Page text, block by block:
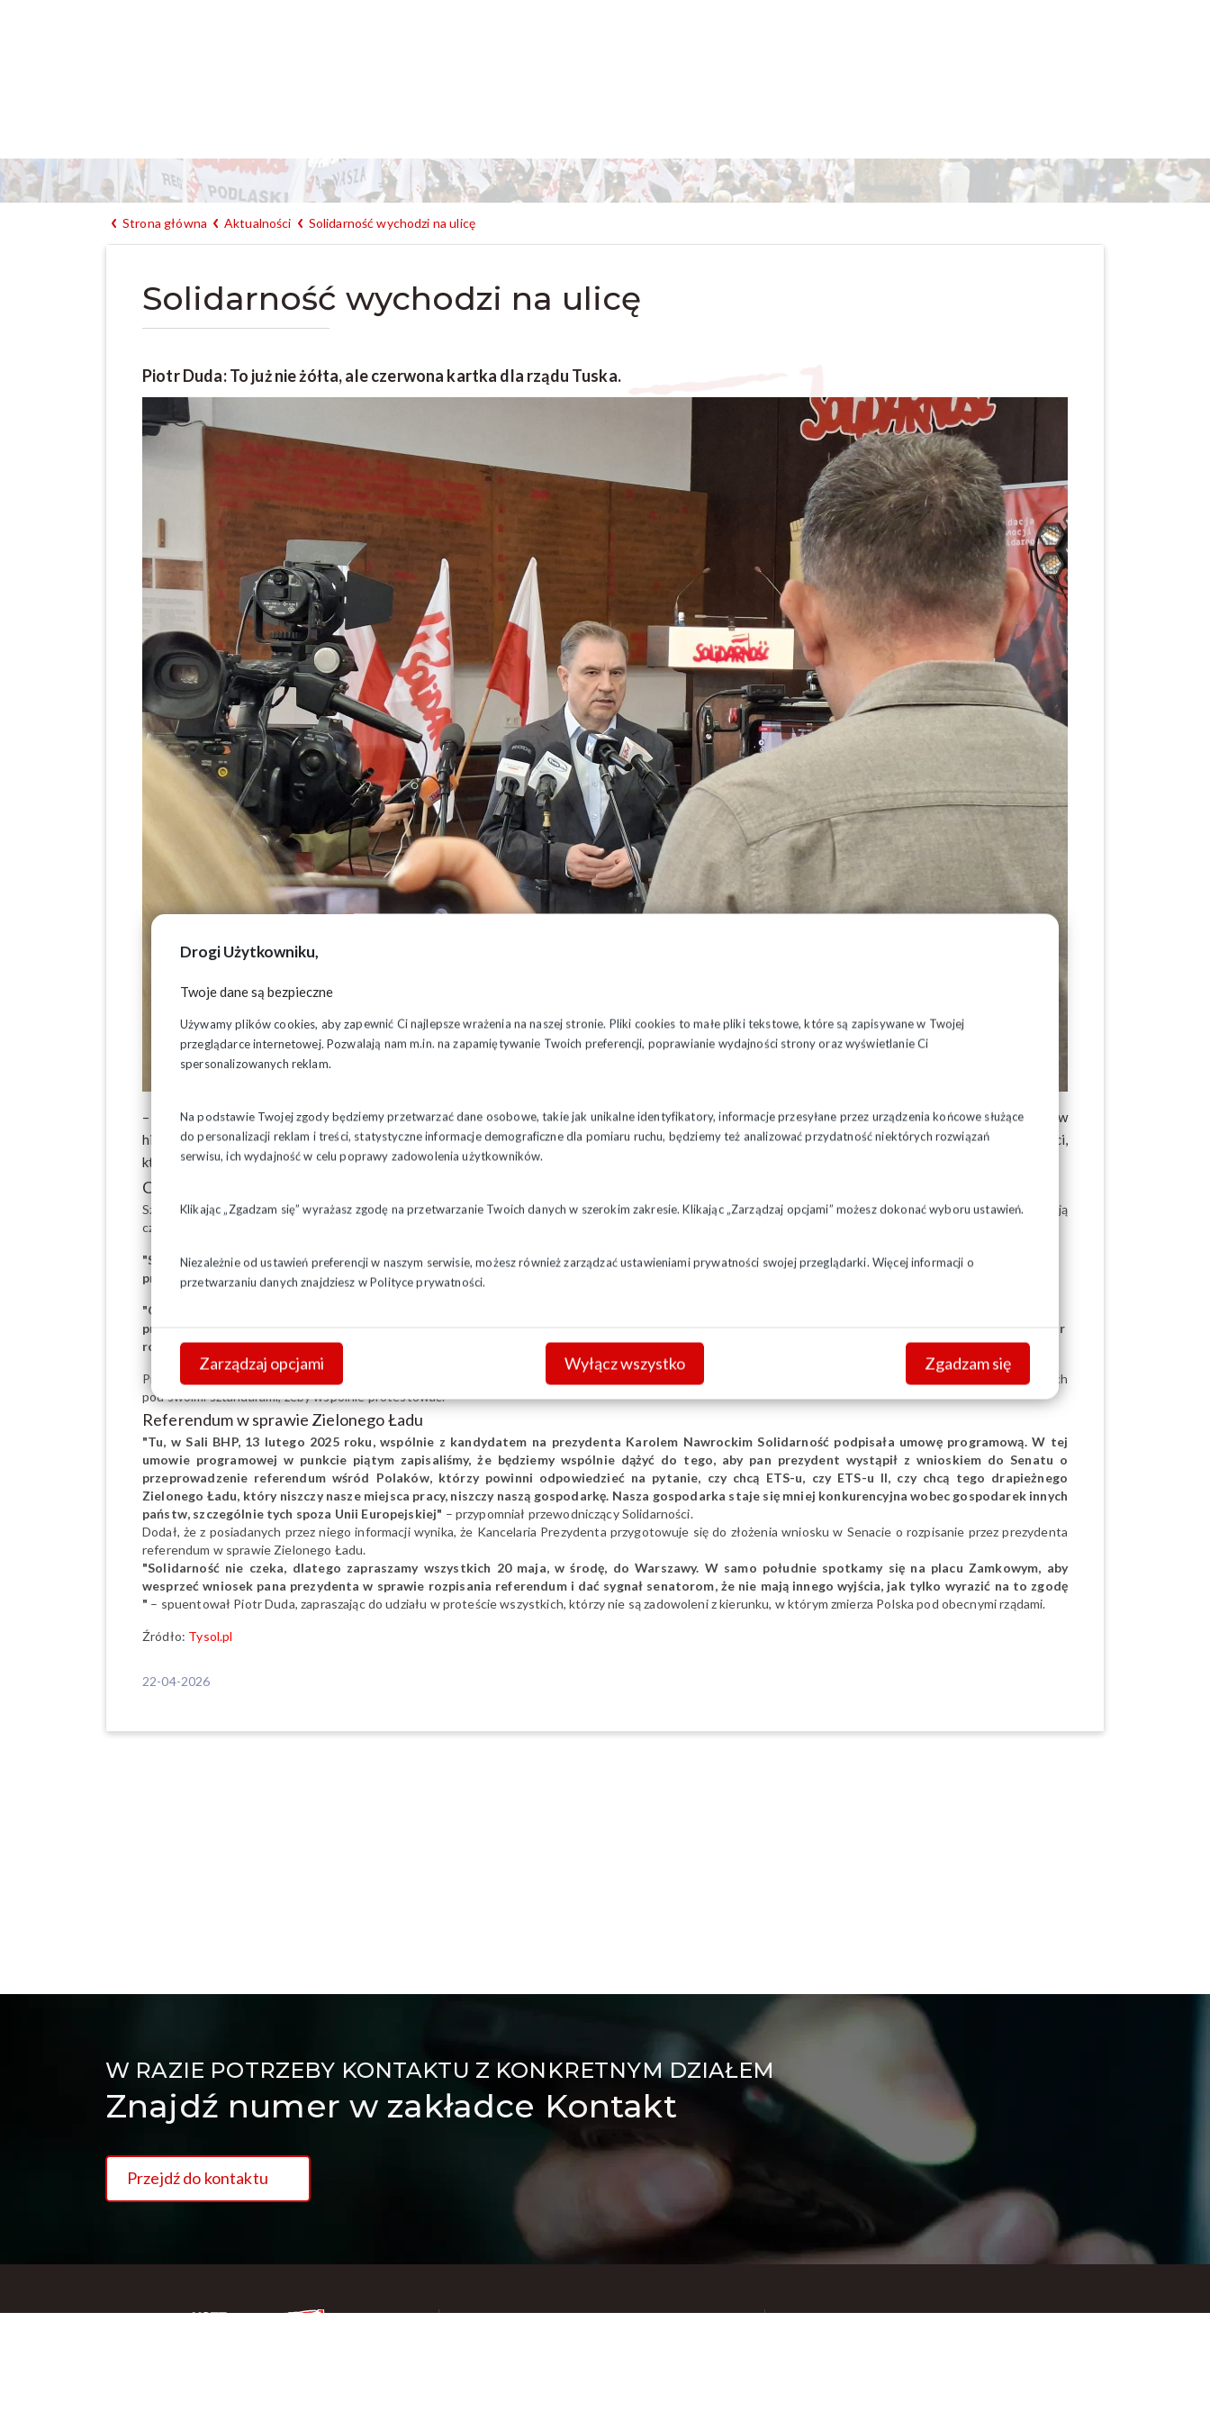
Drogi Użytkowniku,
Twoje dane są bezpieczne
Używamy plików cookies, aby zapewnić Ci najlepsze wrażenia na naszej stronie. Pliki cookies to małe pliki tekstowe, które są zapisywane w Twojej
przeglądarce internetowej. Pozwalają nam m.in. na zapamiętywanie Twoich preferencji, poprawianie wydajności strony oraz wyświetlanie Ci
spersonalizowanych reklam.
Na podstawie Twojej zgody będziemy przetwarzać dane osobowe, takie jak unikalne identyfikatory, informacje przesyłane przez urządzenia końcowe służące
do personalizacji reklam i treści, statystyczne informacje demograficzne dla pomiaru ruchu, będziemy też analizować przydatność niektórych rozwiązań
serwisu, ich wydajność w celu poprawy zadowolenia użytkowników.
Klikając „Zgadzam się” wyrażasz zgodę na przetwarzanie Twoich danych w szerokim zakresie. Klikając „Zarządzaj opcjami” możesz dokonać wyboru ustawień.
Niezależnie od ustawień preferencji w naszym serwisie, możesz również zarządzać ustawieniami prywatności swojej przeglądarki. Więcej informacji o
przetwarzaniu danych znajdziesz wPolityce prywatności.
Zarządzaj opcjami Wyłącz wszystko Zgadzam się
Strona główna Aktualności Solidarność wychodzi na ulicę
Solidarność wychodzi na ulicę
Piotr Duda: To już nie żółta, ale czerwona kartka dla rządu Tuska.
– " To już nie żółta, ale czerwona kartka dla rządu Donalda Tuska. Solidarność wychodzi na ulicę"– powiedział na dzisiejszej konferencji prasowej w
historycznej Sali BHP Stoczni Gdańskiej przewodniczący Komisji Krajowej NSZZ „Solidarność” Piotr Duda, zapowiadając wielki protest Solidarności,
który odbędzie sięw samo południe, 20 maja na placu Zamkowym w Warszawie
Czerwona kartka dla rządu
Szef Solidarności podkreślił, że sytuacja na rynku pracy jest obecnie w Polsce dramatyczna i ma to związek szczególnie ze zwolnieniami grupowymi, które oznaczają
często de facto likwidację niektórych zakładów pracy. Wskazał, że bezrobocie w niektórych regionach sięga już kilkunastu procent.
"Solidarność biernie się tym problemom przyglądać nie może. Chcieliśmy i chcemy rozmawiać z rządem na te tematy, jednak dialog społeczny został
przez Pana Premiera zamknięty"– przypomniał Piotr Duda, nawiązując do fasadowości działań Rady Dialogu Społecznego.
"Od jakiegoś czasu premier Tusk obiecywał, że przyjdzie na posiedzenie RDS-u. Nie pojawił się jednak, był zajęty, bo w Gdańsku przyjmował pana
prezydenta Emmanuela Macrona. W Radzie Dialogu Społecznego jest 13 ministrów konstytucyjnych, a na spotkaniu pojawiła się tylko pani minister
rodziny, pracy i polityki społecznej"
Przewodniczący Solidarności zaznaczył, że ludzi pokrzywdzonych przez rząd Donalda Tuska jest coraz więcej i że największy polski związek zawodowy gromadzi ich
pod swoimi sztandarami, żeby wspólnie protestować.
Referendum w sprawie Zielonego Ładu
"Tu, w Sali BHP, 13 lutego 2025 roku, wspólnie z kandydatem na prezydenta Karolem Nawrockim Solidarność podpisała umowę programową. W tej
umowie programowej w punkcie piątym zapisaliśmy, że będziemy wspólnie dążyć do tego, aby pan prezydent wystąpił z wnioskiem do Senatu o
przeprowadzenie referendum wśród Polaków, którzy powinni odpowiedzieć na pytanie, czy chcą ETS-u, czy ETS-u II, czy chcą tego drapieżnego
Zielonego Ładu, który niszczy nasze miejsca pracy, niszczy naszą gospodarkę. Nasza gospodarka staje się mniej konkurencyjna wobec gospodarek innych
państw, szczególnie tych spoza Unii Europejskiej" – przypomniał przewodniczący Solidarności.
Dodał, że z posiadanych przez niego informacji wynika, że Kancelaria Prezydenta przygotowuje się do złożenia wniosku w Senacie o rozpisanie przez prezydenta
referendum w sprawie Zielonego Ładu.
"Solidarność nie czeka, dlatego zapraszamy wszystkich 20 maja, w środę, do Warszawy. W samo południe spotkamy się na placu Zamkowym, aby
wesprzeć wniosek pana prezydenta w sprawie rozpisania referendum i dać sygnał senatorom, że nie mają innego wyjścia, jak tylko wyrazić na to zgodę
" – spuentował Piotr Duda, zapraszając do udziału w proteście wszystkich, którzy nie są zadowoleni z kierunku, w którym zmierza Polska pod obecnymi rządami.
Źródło: Tysol.pl
22-04-2026
W RAZIE POTRZEBY KONTAKTU Z KONKRETNYM DZIAŁEM
Znajdź numer w zakładce Kontakt
Przejdź do kontaktu